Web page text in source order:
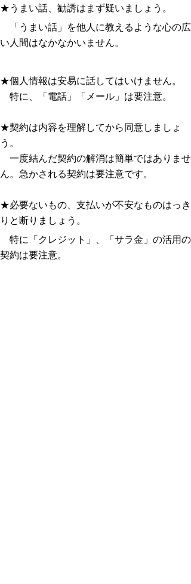
★うまい話、勧誘はまず疑いましょう。
「うまい話」を他人に教えるような心の広
い人間はなかなかいません。
★個人情報は安易に話してはいけません。
特に、「電話」「メール」は要注意。
★契約は内容を理解してから同意しましょ
う。
一度結んだ契約の解消は簡単ではありませ
ん。急かされる契約は要注意です。
★必要ないもの、支払いが不安なものはっき
りと断りましょう。
特に「クレジット」、「サラ金」の活用の
契約は要注意。